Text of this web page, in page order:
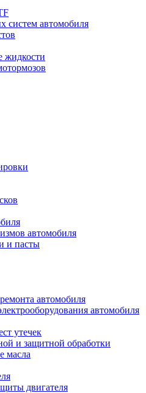
систем автомобиля
жидкости
автомобиля
и пасты
автомобиля
автомобиля
утечек
и защитной обработки
масла
двигателя